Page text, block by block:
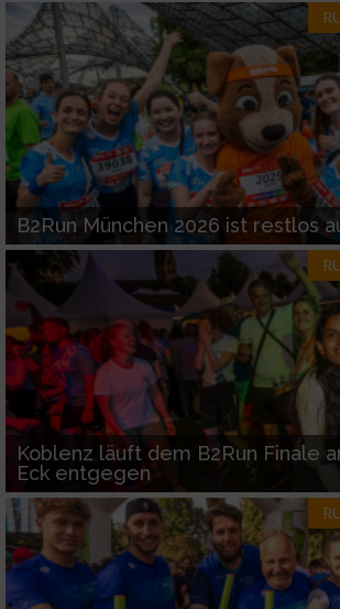
B2Run München 2026 ist restlos
Koblenz läuft dem B2Run Finale
Eck entgegen